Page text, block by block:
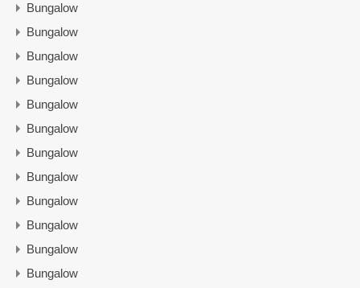
Bungalow
Bungalow
Bungalow
Bungalow
Bungalow
Bungalow
Bungalow
Bungalow
Bungalow
Bungalow
Bungalow
Bungalow